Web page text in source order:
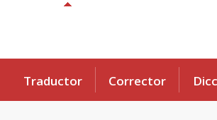
Traductor Corrector